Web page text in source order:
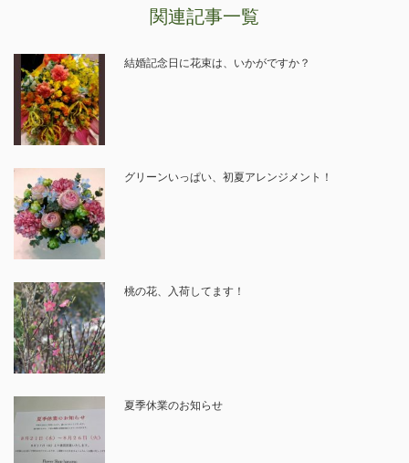
関連記事一覧
結婚記念日に花束は、いかがですか？
グリーンいっぱい、初夏アレンジメント！
桃の花、入荷してます！
夏季休業のお知らせ